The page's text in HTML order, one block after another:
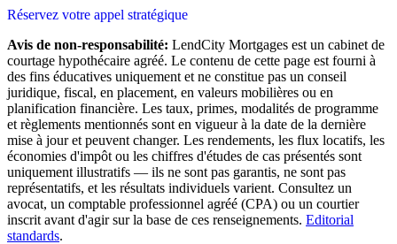
Réservez votre appel stratégique
Avis de non-responsabilité: LendCity Mortgages est un cabinet de
courtage hypothécaire agréé. Le contenu de cette page est fourni à
des fins éducatives uniquement et ne constitue pas un conseil
juridique, fiscal, en placement, en valeurs mobilières ou en
planification financière. Les taux, primes, modalités de programme
et règlements mentionnés sont en vigueur à la date de la dernière
mise à jour et peuvent changer. Les rendements, les flux locatifs, les
économies d'impôt ou les chiffres d'études de cas présentés sont
uniquement illustratifs — ils ne sont pas garantis, ne sont pas
représentatifs, et les résultats individuels varient. Consultez un
avocat, un comptable professionnel agréé (CPA) ou un courtier
inscrit avant d'agir sur la base de ces renseignements. Editorial
standards.